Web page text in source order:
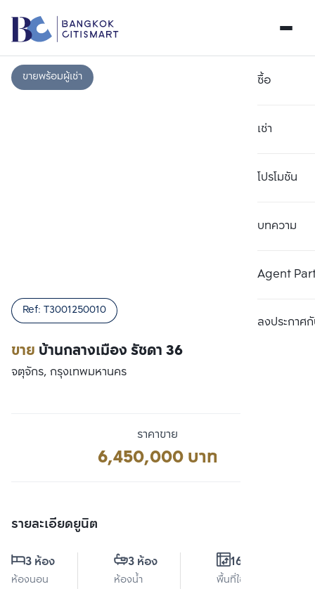
ซื้อ
เช่า
โปรโมชัน
บทความ
Agent
ลงประกาศกั
ขายพร้อมผู้เช่า
ขาย บ้านกลางเมือง รัชดา 36
Ref: T3001250010
จตุจักร, กรุงเทพมหานคร
ราคาขาย
6,450,000 บาท
รายละเอียดยูนิต
3 ห้อง
ห้องนอน
3 ห้อง
ห้องน้ำ
168 ตร.ม.
พื้นที่ใช้สอย
เปรียบเทียบ